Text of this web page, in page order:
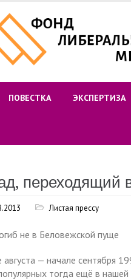
ПОВЕСТКА ЭКСПЕРТИЗА
переходящий
Листая прессу
не в Беловежской пуще
августа — начале сентября
тогда ещё в